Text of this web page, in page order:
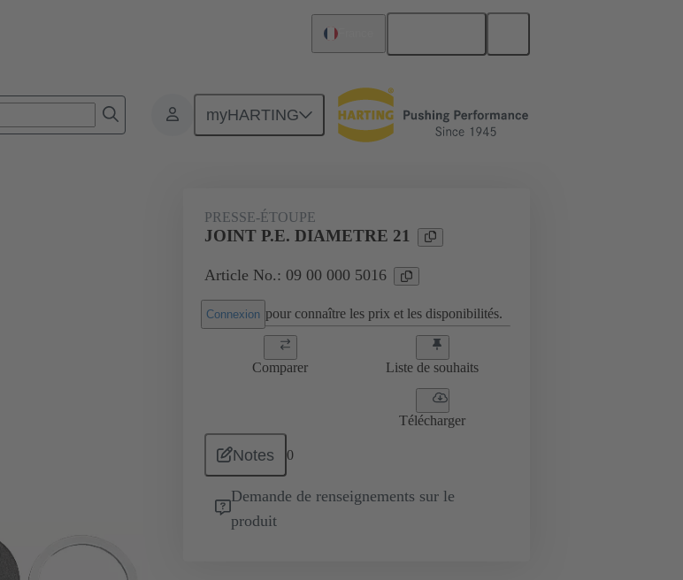
myHARTING
Accessoires Presse-étoupes 09 00 000 5016
PRESSE-ÉTOUPE
JOINT P.E. DIAMETRE 21
Article No.: 09 00 000 5016
Connexion pour connaître les prix et les disponibilités.
Comparer Liste de souhaits
Télécharger
Notes 0
Demande de renseignements sur le
produit